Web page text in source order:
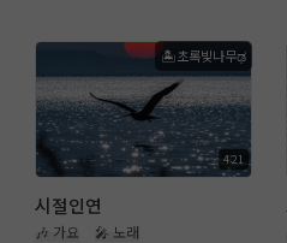
4:21
🏝초록빛나무ಢ
시절인연
🎶 가요 🎤 노래